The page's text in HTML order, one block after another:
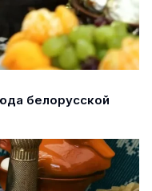
белорусской